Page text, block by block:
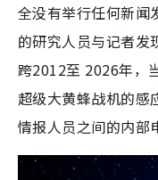
全没有举行任何新闻
的研究人员与记者
跨2012至 2026年，
超级大黄蜂战机的感
情报人员之间的内部